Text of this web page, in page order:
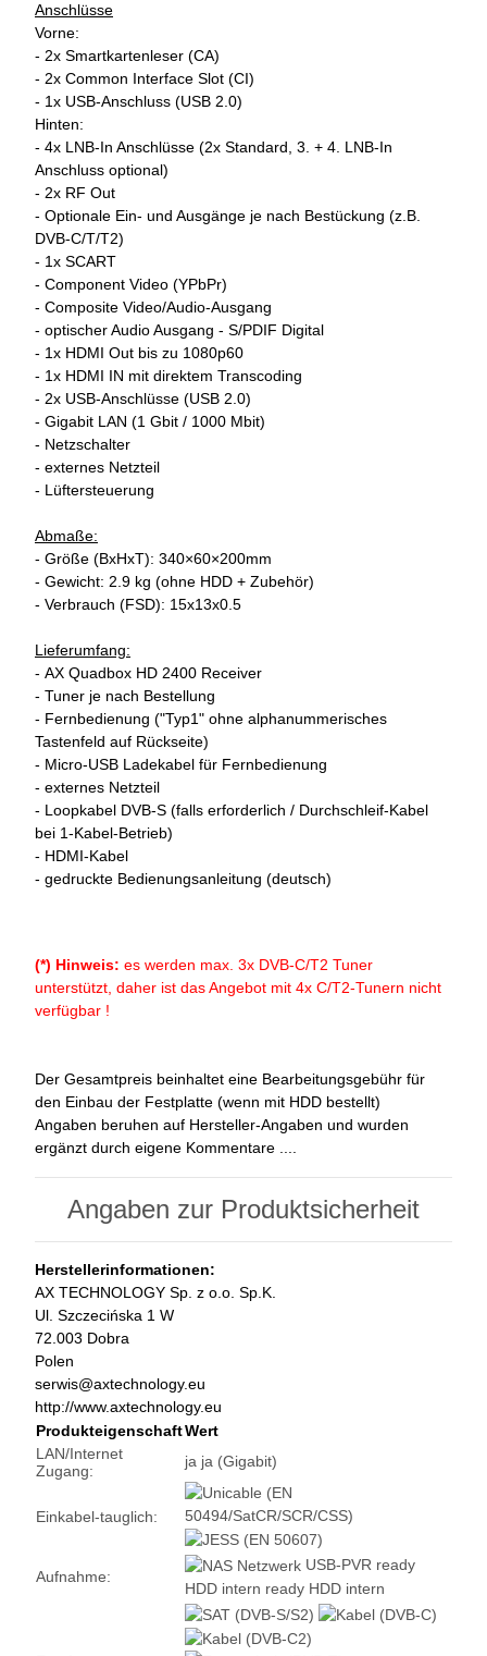
Anschlüsse
Vorne:
- 2x Smartkartenleser (CA)
- 2x Common Interface Slot (CI)
- 1x USB-Anschluss (USB 2.0)
Hinten:
- 4x LNB-In Anschlüsse (2x Standard, 3. + 4. LNB-In
Anschluss optional)
- 2x RF Out
- Optionale Ein- und Ausgänge je nach Bestückung (z.B.
DVB-C/T/T2)
- 1x SCART
- Component Video (YPbPr)
- Composite Video/Audio-Ausgang
- optischer Audio Ausgang - S/PDIF Digital
- 1x HDMI Out bis zu 1080p60
- 1x HDMI IN mit direktem Transcoding
- 2x USB-Anschlüsse (USB 2.0)
- Gigabit LAN (1 Gbit / 1000 Mbit)
- Netzschalter
- externes Netzteil
- Lüftersteuerung
Abmaße:
- Größe (BxHxT): 340×60×200mm
- Gewicht: 2.9 kg (ohne HDD + Zubehör)
- Verbrauch (FSD): 15x13x0.5
Lieferumfang:
- AX Quadbox HD 2400 Receiver
- Tuner je nach Bestellung
- Fernbedienung ("Typ1" ohne alphanummerisches
Tastenfeld auf Rückseite)
- Micro-USB Ladekabel für Fernbedienung
- externes Netzteil
- Loopkabel DVB-S (falls erforderlich / Durchschleif-Kabel
bei 1-Kabel-Betrieb)
- HDMI-Kabel
- gedruckte Bedienungsanleitung (deutsch)
(*) Hinweis: es werden max. 3x DVB-C/T2 Tuner
unterstützt, daher ist das Angebot mit 4x C/T2-Tunern nicht
verfügbar !
Der Gesamtpreis beinhaltet eine Bearbeitungsgebühr für
den Einbau der Festplatte (wenn mit HDD bestellt)
Angaben beruhen auf Hersteller-Angaben und wurden
ergänzt durch eigene Kommentare ....
Angaben zur Produktsicherheit
Herstellerinformationen:
AX TECHNOLOGY Sp. z o.o. Sp.K.
Ul. Szczecińska 1 W
72.003 Dobra
Polen
serwis@axtechnology.eu
http://www.axtechnology.eu
ProdukteigenschaftWert
LAN/Internet
Zugang:
ja ja (Gigabit)
Einkabel-tauglich:
Aufnahme:
USB-PVR ready
HDD intern ready HDD intern